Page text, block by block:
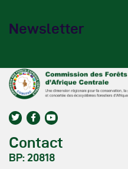
Newsletter
Contact
BP: 20818